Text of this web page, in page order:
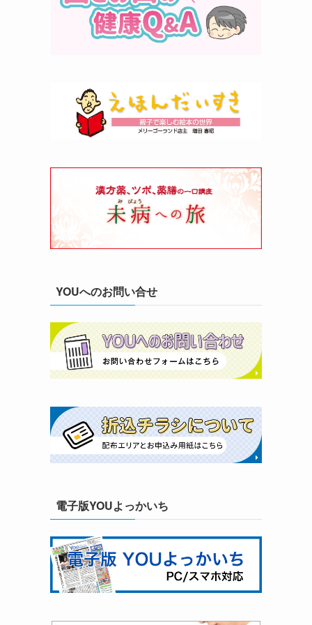
YOUへのお問い合せ
電子版YOUよっかいち